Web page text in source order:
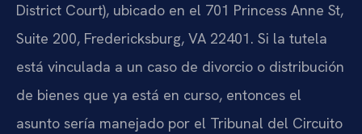
District Court), ubicado en el 701 Princess Anne St,
Suite 200, Fredericksburg, VA 22401. Si la tutela
está vinculada a un caso de divorcio o distribución
de bienes que ya está en curso, entonces el
asunto sería manejado por el Tribunal del Circuito